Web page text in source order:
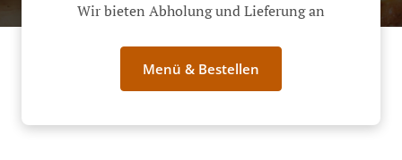
Wir bieten Abholung und Lieferung an
Menü & Bestellen